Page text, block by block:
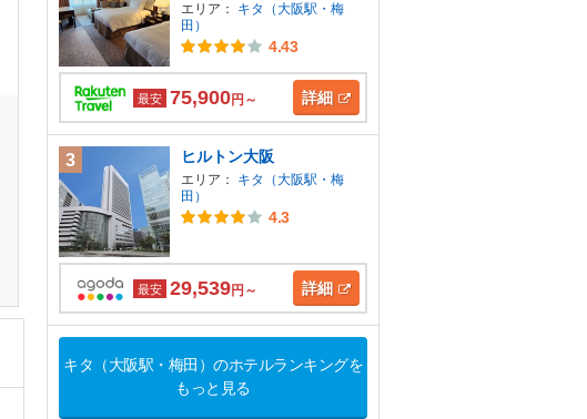
エリア： キタ（大阪駅・梅
田）
4.43
最安 75,900円～ 詳細
3 ヒルトン大阪
エリア： キタ（大阪駅・梅
田）
4.3
最安 29,539円～ 詳細
キタ（大阪駅・梅田）のホテルランキングを
もっと見る